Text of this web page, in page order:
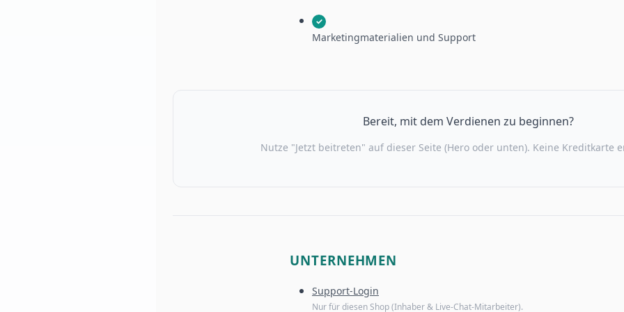
✓
Marketingmaterialien und Support
Bereit, mit dem Verdienen zu beginnen?
Nutze "Jetzt beitreten" auf dieser Seite (Hero oder unten). Keine Kreditkarte
UNTERNEHMEN
Support-Login
Nur für diesen Shop (Inhaber & Live-Chat-Mitarbeiter).